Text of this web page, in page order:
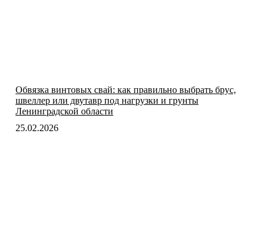
Обвязка винтовых свай: как правильно выбрать брус,
швеллер или двутавр под нагрузки и грунты
Ленинградской области
25.02.2026